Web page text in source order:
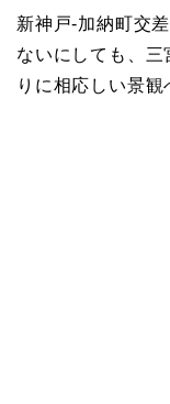
新神戸-加納町交
ないにしても、三
りに相応しい景観